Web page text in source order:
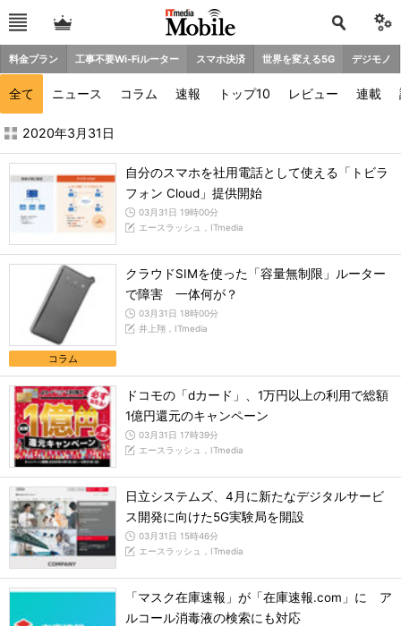
料金プラン 工事不要Wi-Fiルーター スマホ決済 世界を変える5G デジモノ
全て ニュース コラム 速報 トップ10 レビュー 連載
2020年3月の記事一覧 - ITmedia Mobile
2020年3月31日
自分のスマホを社用電話として使える「トビラ
フォン Cloud」提供開始
03月31日 19時00分
エースラッシュ，ITmedia
コラム
クラウドSIMを使った「容量無制限」ルーター
で障害 一体何が？
03月31日 18時00分
井上翔，ITmedia
ドコモの「dカード」、1万円以上の利用で総額
1億円還元のキャンペーン
03月31日 17時39分
エースラッシュ，ITmedia
日立システムズ、4月に新たなデジタルサービ
ス開発に向けた5G実験局を開設
03月31日 15時46分
エースラッシュ，ITmedia
「マスク在庫速報」が「在庫速報.com」に ア
ルコール消毒液の検索にも対応